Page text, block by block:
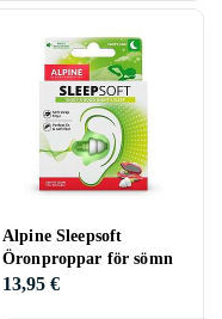
Alpine Sleepsoft
Öronproppar för sömn
13,95 €